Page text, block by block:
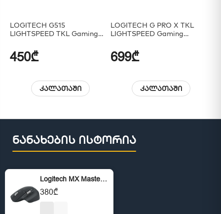
LOGITECH G515
LIGHTSPEED TKL Gaming
- 2.4GHZ/BT - EMEA28i-935 -
TACTILE
450₾
კალათაში
LOGITECH G PRO X TKL
LIGHTSPEED Gaming
- 2.4GHZ/BT - EMEA28-935 -
TACTILE
699₾
კალათაში
ნანახების ისტორია
Logitech MX Master 3S
380₾